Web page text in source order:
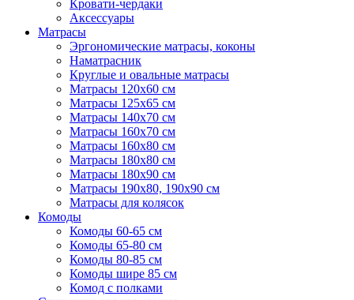
Кровати-чердаки
Аксессуары
Матрасы
Эргономические матрасы, коконы
Наматрасник
Круглые и овальные матрасы
Матрасы 120х60 см
Матрасы 125х65 см
Матрасы 140х70 см
Матрасы 160х70 см
Матрасы 160х80 см
Матрасы 180х80 см
Матрасы 180х90 см
Матрасы 190х80, 190х90 см
Матрасы для колясок
Комоды
Комоды 60-65 см
Комоды 65-80 см
Комоды 80-85 см
Комоды шире 85 см
Комод с полками